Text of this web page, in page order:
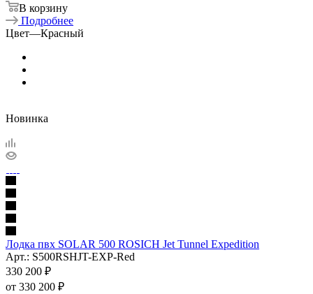
В корзину
Подробнее
Цвет—Красный
Новинка
Лодка пвх SOLAR 500 ROSICH Jet Tunnel Expedition
Арт.: S500RSHJT-EXP-Red
330 200 ₽
от 330 200 ₽